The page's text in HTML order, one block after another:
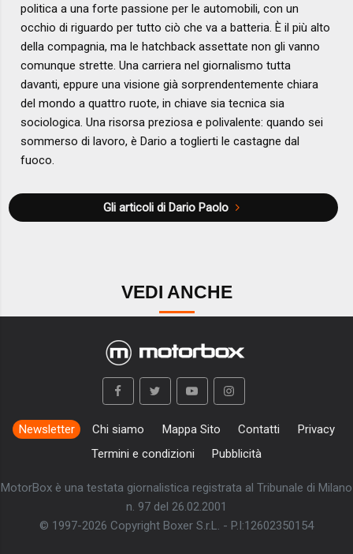
politica a una forte passione per le automobili, con un
occhio di riguardo per tutto ciò che va a batteria. È il più alto
della compagnia, ma le hatchback assettate non gli vanno
comunque strette. Una carriera nel giornalismo tutta
davanti, eppure una visione già sorprendentemente chiara
del mondo a quattro ruote, in chiave sia tecnica sia
sociologica. Una risorsa preziosa e polivalente: quando sei
sommerso di lavoro, è Dario a toglierti le castagne dal
fuoco.
Gli articoli di Dario Paolo
VEDI ANCHE
Newsletter Chi siamo Mappa Sito Contatti
Privacy
Termini e condizioni
Pubblicità
MotorBox è una testata giornalistica registrata al Tribunale di Milano
n. 97 del 26.02.2001
© 1997-2026 Copyright Boxer S.r.L. - P.I:12602350154